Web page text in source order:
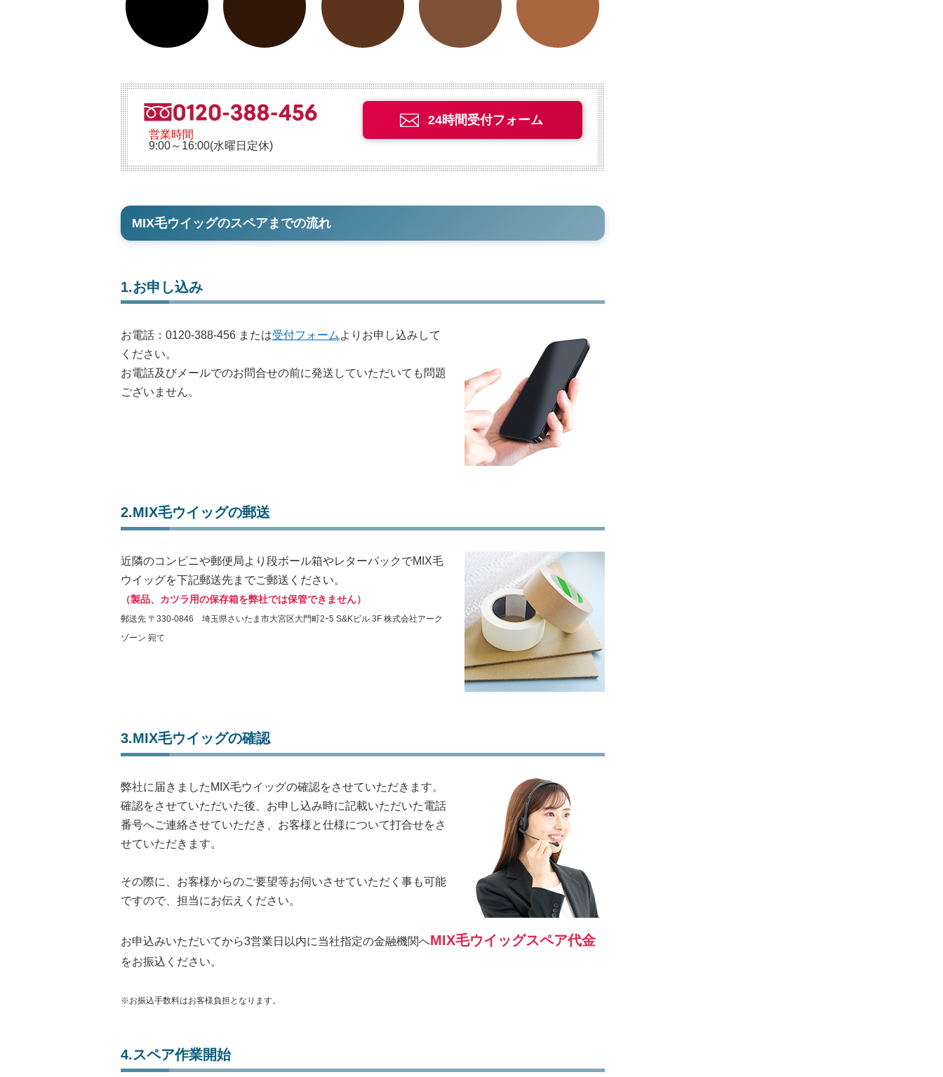
営業時間
9:00～16:00(水曜日定休)
24時間受付フォーム
MIX毛ウイッグのスペアまでの流れ
1.お申し込み
お電話： 0120-388-456 または受付フォーム よりお申し込みして
ください。
お電話及びメールでのお問合せの前に発送していただいても問題
ございません。
2.MIX毛ウイッグの郵送
近隣のコンビニや郵便局より段ボール箱やレターパックでMIX毛
ウイッグを下記郵送先までご郵送ください。
（製品、カツラ用の保存箱を弊社では保管できません）
郵送先 〒330-0846 埼玉県さいたま市大宮区大門町2ｰ5 S&Kビル 3F 株式会社アーク
ゾーン 宛て
3.MIX毛ウイッグの確認
弊社に届きましたMIX毛ウイッグの確認をさせていただきます。
確認をさせていただいた後、お申し込み時に記載いただいた電話
番号へご連絡させていただき、お客様と仕様について打合せをさ
せていただきます。
その際に、お客様からのご要望等お伺いさせていただく事も可能
ですので、担当にお伝えください。
お申込みいただいてから3営業日以内に当社指定の金融機関へMIX毛ウイッグスペア代金
をお振込ください。
※お振込手数料はお客様負担となります。
4.スペア作業開始